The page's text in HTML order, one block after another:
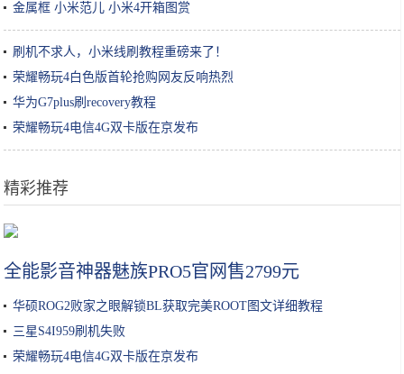
金属框 小米范儿 小米4开箱图赏
刷机不求人，小米线刷教程重磅来了！
荣耀畅玩4白色版首轮抢购网友反响热烈
华为G7plus刷recovery教程
荣耀畅玩4电信4G双卡版在京发布
精彩推荐
全能影音神器魅族PRO5官网售2799元
华硕ROG2败家之眼解锁BL获取完美ROOT图文详细教程
三星S4I959刷机失败
荣耀畅玩4电信4G双卡版在京发布